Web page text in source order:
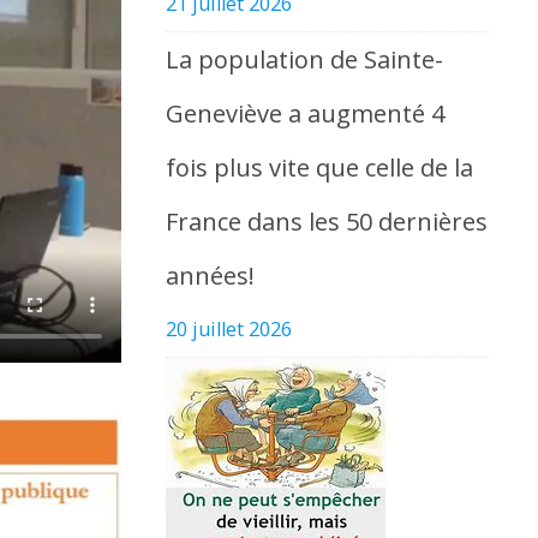
La population de Sainte-
Geneviève a augmenté 4
fois plus vite que celle de la
France dans les 50 dernières
années!
20 juillet 2026